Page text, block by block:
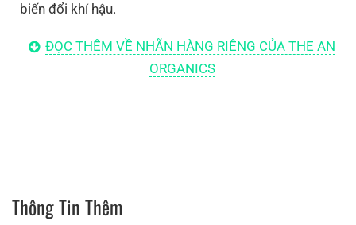
biến đổi khí hậu.
Tính Bền Vững
Chúng tôi luôn ưu tiên lựa chọn các thành phần tự
chúng tôi không chỉ cung cấp các sản phẩm chất
ĐỌC THÊM VỀ NHÃN HÀNG RIÊNG CỦA THE AN
ORGANICS
Thông Tin Thêm